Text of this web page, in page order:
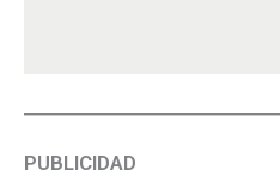
PUBLICIDAD